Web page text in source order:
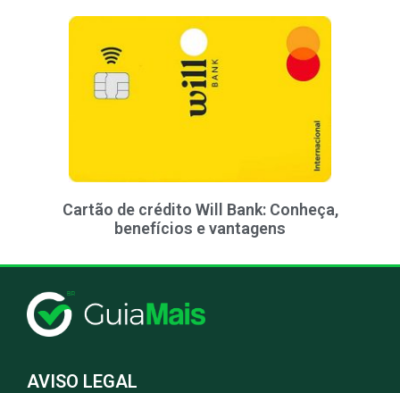
Cartão de crédito Will Bank: Conheça,
benefícios e vantagens
AVISO LEGAL